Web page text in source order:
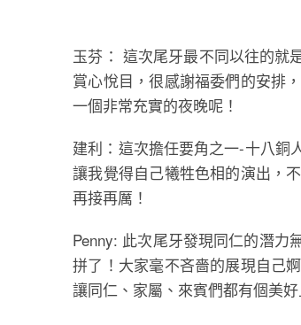
玉芬： 這次尾牙最不同以往的就
賞心悅目，很感謝福委們的安排
一個非常充實的夜晚呢！
建利：這次擔任要角之一-十八銅
讓我覺得自己犧牲色相的演出，
再接再厲！
Penny: 此次尾牙發現同仁的潛力
拼了！大家毫不吝嗇的展現自己
讓同仁、家屬、來賓們都有個美